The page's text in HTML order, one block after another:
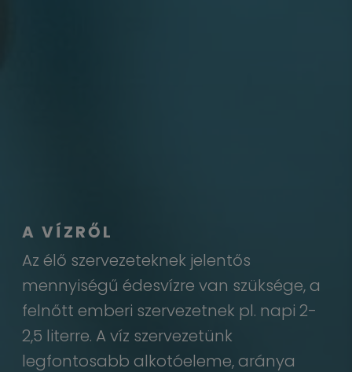
A VÍZRŐL
Az élő szervezeteknek jelentős
mennyiségű édesvízre van szüksége, a
felnőtt emberi szervezetnek pl. napi 2-
2,5 literre. A víz szervezetünk
legfontosabb alkotóeleme, aránya